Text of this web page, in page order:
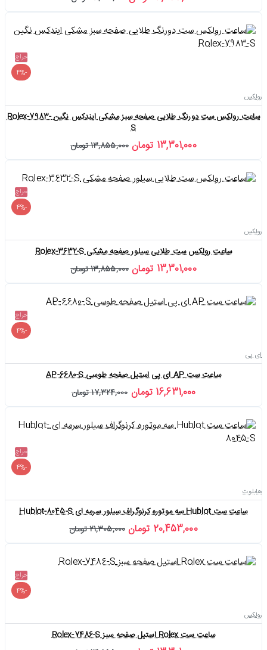
حراج
-4%
رولکس
ساعت رولکس ست دورنگ طلایی صفحه سبز مشکی ایندکس نگین Rolex-7983-
S
13,301,000 تومان 13,855,000 تومان
حراج
-4%
رولکس
ساعت رولکس ست طلایی سیلور صفحه مشکی Rolex-3632-S
13,301,000 تومان 13,855,000 تومان
حراج
-4%
ای پی
ساعت ست AP ای پی استیل صفحه طوسی AP-6680-S
16,631,000 تومان 17,324,000 تومان
حراج
-4%
هابلوت
ساعت ست Hublot سه موتوره کرنوگراف سیلور سرمه ای Hublot-8045-S
20,453,000 تومان 21,305,000 تومان
حراج
-4%
رولکس
ساعت ست Rolex استیل صفحه سبز Rolex-7486-S